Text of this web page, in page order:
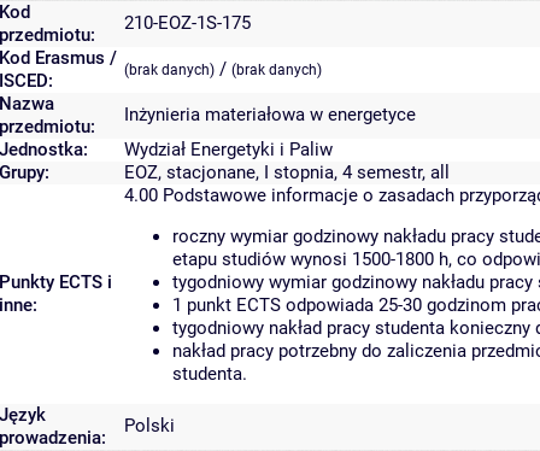
Kod
przedmiotu:
210-EOZ-1S-175
Kod Erasmus /
ISCED:
(brak danych) / (brak danych)
Nazwa
przedmiotu:
Inżynieria materiałowa w energetyce
Jednostka:
Wydział Energetyki i Paliw
Grupy:
EOZ, stacjonane, I stopnia, 4 semestr, all
Punkty ECTS i
inne:
4.00 Podstawowe informacje o zasadach
roczny wymiar godzinowy nakładu pracy
etapu studiów wynosi 1500-1800 h, co
tygodniowy wymiar godzinowy nakładu
1 punkt ECTS odpowiada 25-30 godzinom
tygodniowy nakład pracy studenta
nakład pracy potrzebny do zaliczenia
studenta.
Język
prowadzenia:
Polski